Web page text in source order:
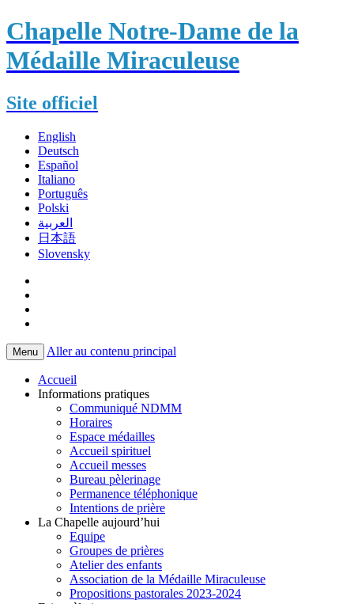
Chapelle Notre-Dame de la
Médaille Miraculeuse
Site officiel
English
Deutsch
Español
Italiano
Português
Polski
العربية
日本語
Slovensky
Menu Aller au contenu principal
Accueil
Informations pratiques
Communiqué NDMM
Horaires
Espace médailles
Accueil spirituel
Accueil messes
Bureau pèlerinage
Permanence téléphonique
Intentions de prière
La Chapelle aujourd’hui
Equipe
Groupes de prières
Atelier des enfants
Association de la Médaille Miraculeuse
Propositions pastorales 2023-2024